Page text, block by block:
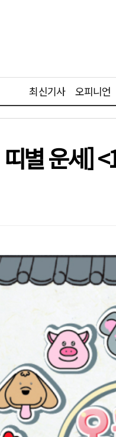
최신기사 오피니언
별 운세]